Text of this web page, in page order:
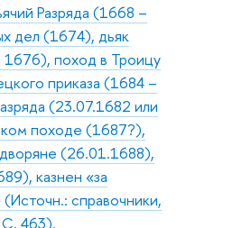
Разряда (1668 –
дел (1674), дьяк
поход в Троицу
приказа (1684 –
(23.07.1682 или
походе (1687?),
(26.01.1688),
казнен «за
справочники,
463).